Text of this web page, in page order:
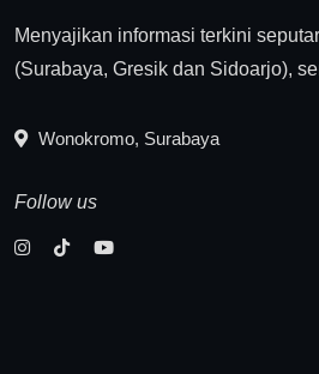
Menyajikan informasi terkini
(Surabaya, Gresik dan Sidoarjo),
Wonokromo, Surabaya
Follow us